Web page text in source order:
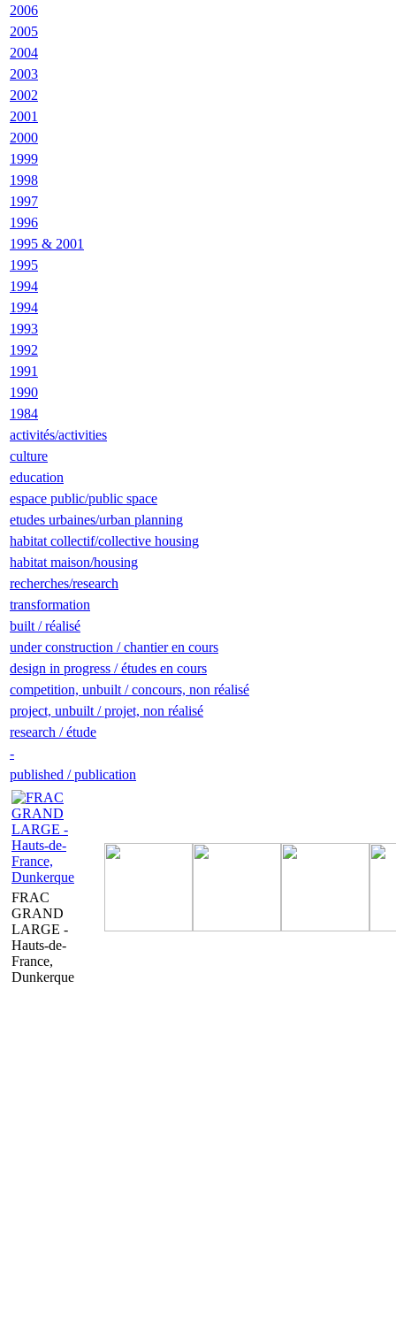
2006
2005
2004
2003
2002
2001
2000
1999
1998
1997
1996
1995 & 2001
1995
1994
1994
1993
1992
1991
1990
1984
activités/activities
culture
education
espace public/public space
etudes urbaines/urban planning
habitat collectif/collective housing
habitat maison/housing
recherches/research
transformation
built / réalisé
under construction / chantier en cours
design in progress / études en cours
competition, unbuilt / concours, non réalisé
project, unbuilt / projet, non réalisé
research / étude
-
published / publication
FRAC
GRAND
LARGE -
Hauts-de-
France,
Dunkerque